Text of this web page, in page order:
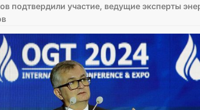
КОНСУЛЬСКИЕ УСЛУГИ
ТУРКМЕНИСТАН
КОНТАКТНЫЕ ДАННЫЕ
подтвердили участие, ведущие эксперты